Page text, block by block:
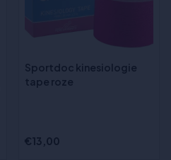
Sportdoc kinesiologie
tape roze
€13,00